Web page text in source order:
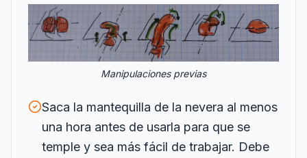
Manipulaciones previas
Saca la mantequilla de la nevera al menos
una hora antes de usarla para que se
temple y sea más fácil de trabajar. Debe